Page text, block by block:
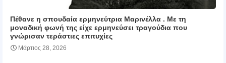
Πέθανε η σπουδαία ερμηνεύτρια Μαρινέλλα . Με τη
μοναδική φωνή της είχε ερμηνεύσει τραγούδια που
γνώρισαν τεράστιες επιτυχίες
Μάρτιος 28, 2026